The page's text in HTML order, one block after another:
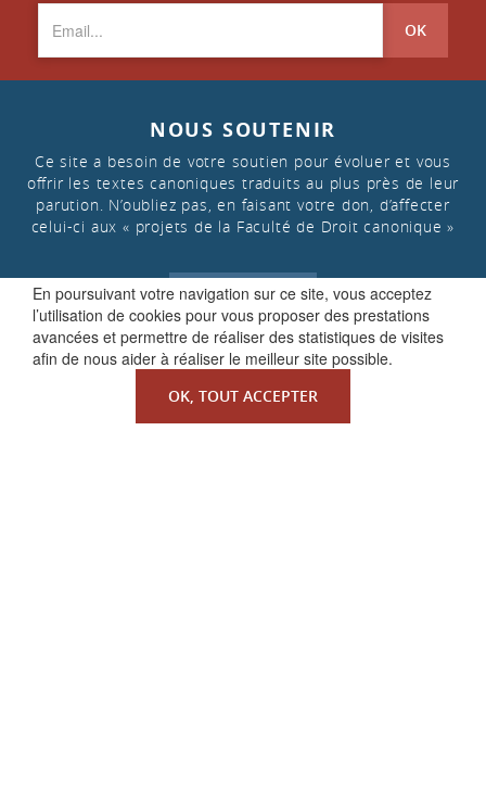
En poursuivant votre navigation sur ce site, vous acceptez
l’utilisation de cookies pour vous proposer des prestations
avancées et permettre de réaliser des statistiques de visites
afin de nous aider à réaliser le meilleur site possible.
OK, TOUT ACCEPTER
OK
NOUS SOUTENIR
Ce site a besoin de votre soutien pour évoluer et vous
offrir les textes canoniques traduits au plus près de leur
parution. N’oubliez pas, en faisant votre don, d’affecter
celui-ci aux « projets de la Faculté de Droit canonique »
FAIRE UN DON